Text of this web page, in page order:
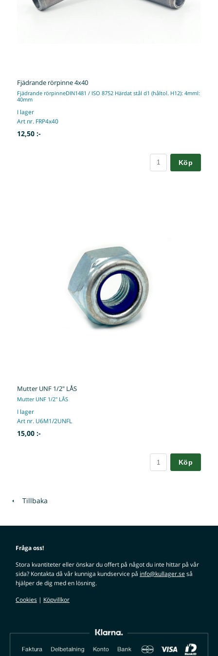
Fjädrande rörpinne 4x40
Fjädrande rörpinneDIN1481 / ISO 8752 Härdat stål d1 (håltol. H12): 4mml:
40mm
I lager
Art nr. FRP4x40
12,50 :-
Köp
Mutter UNF 1/2" LÅS
Mutter UNF 1/2" LÅS
I lager
Art nr. U6M1/2UNFL
15,00 :-
Köp
Tillbaka
Fråga oss!
Stora kvantiteter eller önskar du offert på något du inte hittar på vår
sida? Kontakta då vår kunniga kundservice på info@kullager.seså
hjälper de dig med en lösning.
Cookies | Köpvillkor